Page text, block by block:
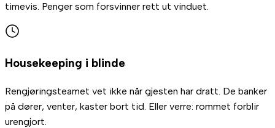
timevis. Penger som forsvinner rett ut vinduet.
Housekeeping i blinde
Rengjøringsteamet vet ikke når gjesten har dratt. De banker
på dører, venter, kaster bort tid. Eller verre: rommet forblir
urengjort.